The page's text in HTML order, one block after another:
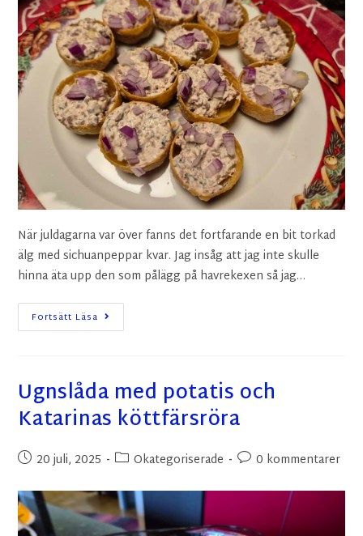
När juldagarna var över fanns det fortfarande en bit torkad
älg med sichuanpeppar kvar. Jag insåg att jag inte skulle
hinna äta upp den som pålägg på havrekexen så jag…
Fortsätt Läsa
Ugnslåda med potatis och
Katarinas köttfärsröra
20 juli, 2025 Okategoriserade 0 kommentarer